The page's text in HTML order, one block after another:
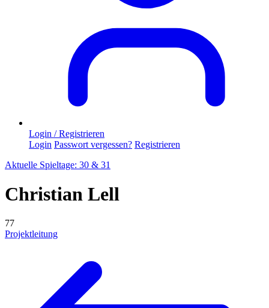
Login / Registrieren
Login Passwort vergessen? Registrieren
Aktuelle Spieltage: 30 & 31
Christian Lell
77
Projektleitung